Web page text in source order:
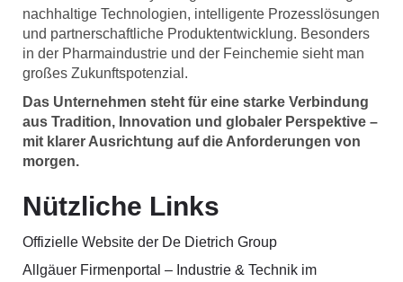
nachhaltige Technologien, intelligente Prozesslösungen
und partnerschaftliche Produktentwicklung. Besonders
in der Pharmaindustrie und der Feinchemie sieht man
großes Zukunftspotenzial.
Das Unternehmen steht für eine starke Verbindung
aus Tradition, Innovation und globaler Perspektive –
mit klarer Ausrichtung auf die Anforderungen von
morgen.
Nützliche Links
Offizielle Website der De Dietrich Group
Allgäuer Firmenportal – Industrie & Technik im